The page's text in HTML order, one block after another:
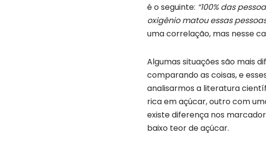
é o seguinte: “100% das
oxigênio matou essas
uma correlação, mas nesse
Algumas situações são mais
comparando as coisas, e
analisarmos a literatura
rica em açúcar, outro com
existe diferença nos
baixo teor de açúcar.